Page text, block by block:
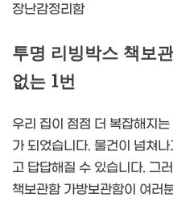
장난감정리함
투명 리빙박스 책보
없는 1번
우리 집이 점점 더 복잡해지
가 되었습니다. 물건이 넘쳐
고 답답해질 수 있습니다. 그
책보관함 가방보관함이 여러